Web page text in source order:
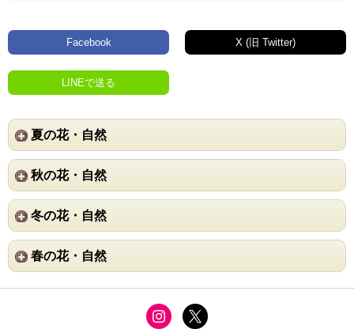
Facebook X (旧 Twitter)
LINEで送る
夏の花・自然
秋の花・自然
冬の花・自然
春の花・自然